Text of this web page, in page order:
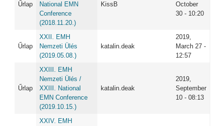
Űrlap
National EMN
Conference
(2018.11.20.)
KissB
October
30 - 10:20
Űrlap
XXII. EMH
Nemzeti Ülés
(2019.05.08.)
katalin.deak
2019,
March 27 -
12:57
Űrlap
XXIII. EMH
Nemzeti Ülés /
XXIII. National
EMN Conference
(2019.10.15.)
katalin.deak
2019,
September
10 - 08:13
XXIV. EMH